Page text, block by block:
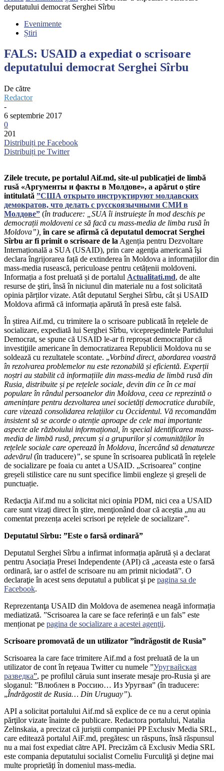
deputatului democrat Serghei Sîrbu
Evenimente
Știri
FALS: USAID a expediat o scrisoare
deputatului democrat Serghei Sîrbu
De către
Redactor
-
6 septembrie 2017
0
201
Distribuiți pe Facebook
Distribuiți pe Twitter
Zilele trecute, pe portalul Aif.md, site-ul publicației de limbă
rusă «Аргументы и факты в Молдове», a apărut o știre
intitulată ”США открыто инструктируют молдавских
демократов, что делать с русскоязычными СМИ в
Молдове” (în traducere: „SUA îi instruieşte în mod deschis pe
democrații moldoveni ce să facă cu mass-media de limba rusă în
Moldova”), în care se afirmă că deputatul democrat Serghei
Sîrbu ar fi primit o scrisoare de la Agenția pentru Dezvoltare
Internațională a SUA (USAID), prin care agenţia americană îşi
declara îngrijorarea față de extinderea în Moldova a informațiilor din
mass-media rusească, periculoase pentru cetățenii moldoveni.
Informația a fost preluată și de portalul Actualitati.md, de alte
resurse de ştiri, însă în niciunul din materiale nu a fost solicitată
opinia părților vizate. Atât deputatul Serghei Sîrbu, cât și USAID
Moldova afirmă că informația apărută în presă este falsă.
În știrea Aif.md, cu trimitere la o scrisoare publicată în reţelele de
socializare, expediată lui Serghei Sîrbu, vicepreşedintele Partidului
Democrat, se spune că USAID le-ar fi reproșat democraților că
investiţiile americane în democratizarea Republicii Moldova nu se
soldează cu rezultatele scontate. „Vorbind direct, abordarea voastră
în rezolvarea problemelor nu este rezonabilă și eficientă. Experții
noștri au stabilit că informațiile din mass-media de limbă rusă din
Rusia, distribuite și pe rețelele sociale, devin din ce în ce mai
populare în rândul persoanelor din Moldova, ceea ce reprezintă o
amenințare pentru dezvoltarea unei societăți democratice durabile,
care vizează consolidarea relațiilor cu Occidentul. Vă recomandăm
insistent să se acorde o atenție aproape de cele mai importante
aspecte ale războiului informațional, în special identificarea mass-
media de limbă rusă, precum și a grupurilor și comunităților în
rețelele sociale care operează în Moldova, încercând să denatureze
adevărul (în traducere)”, se spune în scrisoarea publicată în reţelele
de socializare pe foaia cu antet a USAID. „Scrisoarea” conține
greșeli stilistice care nu sunt specifice limbii engleze și greșeli de
punctuație.
Redacţia Aif.md nu a solicitat nici opinia PDM, nici cea a USAID
care sunt vizaţi direct în ştire, menţionând doar că aceştia „nu au
comentat prezența acelei scrisori pe rețelele de socializare”.
Deputatul Sîrbu: ”Este o farsă ordinară”
Deputatul Serghei Sîrbu a infirmat informația apărută și a declarat
pentru Asociația Presei Independente (API) că „aceasta este o farsă
ordinară, iar o astfel de scrisoare nu am primit niciodată”. O
declaraţie în acest sens deputatul a publicat şi pe pagina sa de
Facebook.
Reprezentanţa USAID din Moldova de asemenea neagă informația
mediatizată. ”Scrisoarea la care se face referință e un fals” este
menționat pe pagina de socializare a acestei agenţii.
Scrisoare promovată de un utilizator ”îndrăgostit de Rusia”
Scrisoarea la care face trimitere Aif.md a fost preluată de la un
utilizator de cont în reţeaua Twitter cu numele ”Уругвайская
разведка”, pe profilul căruia sunt inserate mesaje pro-Rusia şi are
sloganul: ”Влюблен в Россию… Из Уругвая” (în traducere:
„Îndrăgostit de Rusia… Din Uruguay”).
API a solicitat portalului Aif.md să explice de ce nu a cerut opinia
părţilor vizate înainte de publicare. Redactora portalului, Natalia
Zelinskaia, a precizat că juriștii companiei PP Exclusiv Media SRL,
care editează portalul AiF.md, pregătesc un răspuns, însă răspunsul
nu a mai fost expediat către API. Precizăm că Exclusiv Media SRL
este compania deputatului socialist Corneliu Furculiţă şi deţine mai
multe proprietăţi în domeniul mass-media.